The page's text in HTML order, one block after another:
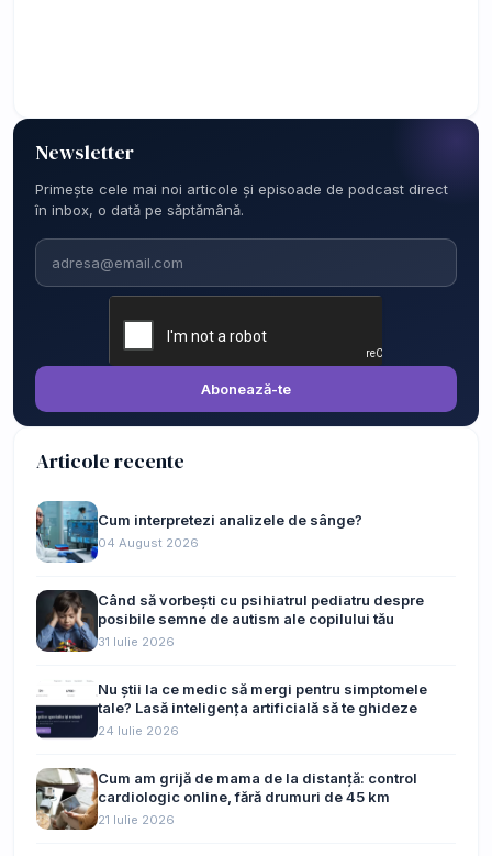
Newsletter
Primește cele mai noi articole și episoade de podcast direct
în inbox, o dată pe săptămână.
Email
Abonează-te
Articole recente
Cum interpretezi analizele de sânge?
04 August 2026
Când să vorbești cu psihiatrul pediatru despre
posibile semne de autism ale copilului tău
31 Iulie 2026
Nu știi la ce medic să mergi pentru simptomele
tale? Lasă inteligența artificială să te ghideze
24 Iulie 2026
Cum am grijă de mama de la distanță: control
cardiologic online, fără drumuri de 45 km
21 Iulie 2026